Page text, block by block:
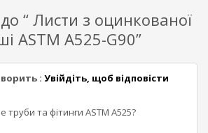
“ Листи з оцинкованої
ASTM A525-G90”
: Увійдіть, щоб відповісти
труби та фітинги ASTM A525?